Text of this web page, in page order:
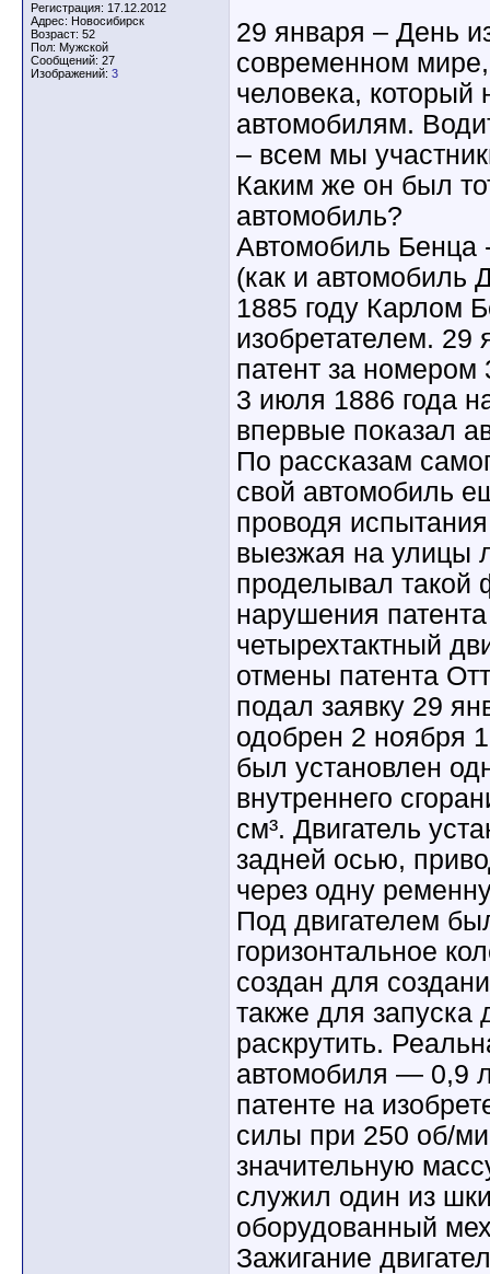
Регистрация: 17.12.2012
Адрес: Новосибирск
Возраст: 52
Пол: Мужской
Сообщений: 27
Изображений: 3
29 января – День
современном
человека, который
автомобилям.
– всем мы
Каким же он был
автомобиль?
Автомобиль Бенца
(как и автомобиль
1885 году Карлом
изобретателем. 29
патент за номером
3 июля 1886 года
впервые показал
По рассказам
свой автомобиль
проводя
выезжая на улицы
проделывал такой
нарушения
четырехтактный
отмены патента
подал заявку 29
одобрен 2 ноября
был установлен
внутреннего
см³. Двигатель
задней осью,
через одну
Под двигателем
горизонтальное
создан для
также для запуска
раскрутить.
автомобиля — 0,9
патенте на
силы при 250 об/
значительную
служил один из
оборудованный
Зажигание